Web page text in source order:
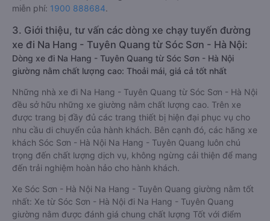
miễn phí: 1900 888684.
3. Giới thiệu, tư vấn các dòng xe chạy tuyến đường
xe đi Na Hang - Tuyên Quang từ Sóc Sơn - Hà Nội:
Dòng xe đi Na Hang - Tuyên Quang từ Sóc Sơn - Hà Nội
giường nằm chất lượng cao: Thoải mái, giá cả tốt nhất
Những nhà xe đi Na Hang - Tuyên Quang từ Sóc Sơn - Hà Nội
đều sở hữu những xe giường nằm chất lượng cao. Trên xe
được trang bị đầy đủ các trang thiết bị hiện đại phục vụ cho
nhu cầu di chuyển của hành khách. Bên cạnh đó, các hãng xe
khách Sóc Sơn - Hà Nội Na Hang - Tuyên Quang luôn chú
trọng đến chất lượng dịch vụ, không ngừng cải thiện để mang
đến trải nghiệm hoàn hảo cho hành khách.
Xe Sóc Sơn - Hà Nội Na Hang - Tuyên Quang giường nằm tốt
nhất: Xe từ Sóc Sơn - Hà Nội đi Na Hang - Tuyên Quang
giường nằm được đánh giá chung chất lượng Tốt với điểm